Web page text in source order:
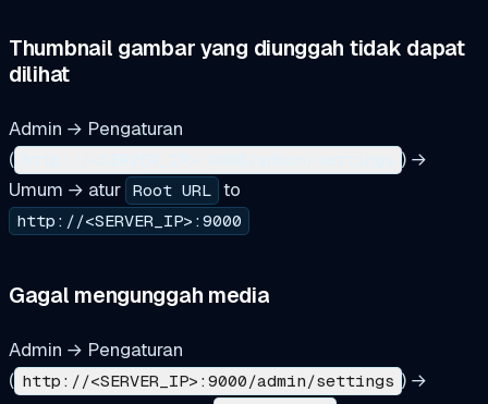
Thumbnail gambar yang diunggah tidak dapat
dilihat
Admin → Pengaturan
(
) →
Umum → atur Root URL to
http://<SERVER_IP>:9000
Gagal mengunggah media
Admin → Pengaturan
( http://<SERVER_IP>:9000/admin/settings ) →